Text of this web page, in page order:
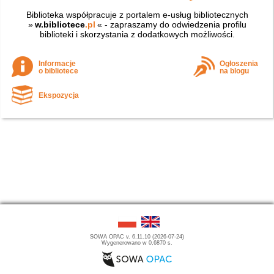
Biblioteka współpracuje z portalem e-usług bibliotecznych
» w.bibliotece.pl « - zapraszamy do odwiedzenia profilu
biblioteki i skorzystania z dodatkowych możliwości.
Informacje
o bibliotece
Ogłoszenia
na blogu
Ekspozycja
SOWA OPAC v. 6.11.10 (2026-07-24)
Wygenerowano w 0,6870 s.